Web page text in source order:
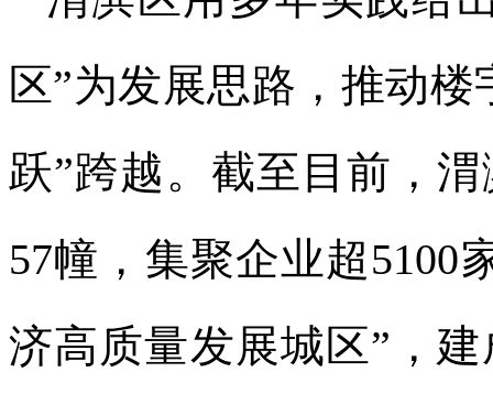
区”为发展思路，推动
跃”跨越。截至目前，
57幢，集聚企业超5100
济高质量发展城区”，